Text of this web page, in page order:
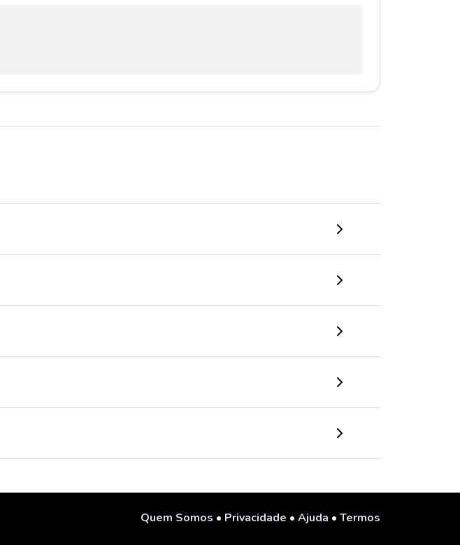
Quem Somos • Privacidade • Ajuda • Termos